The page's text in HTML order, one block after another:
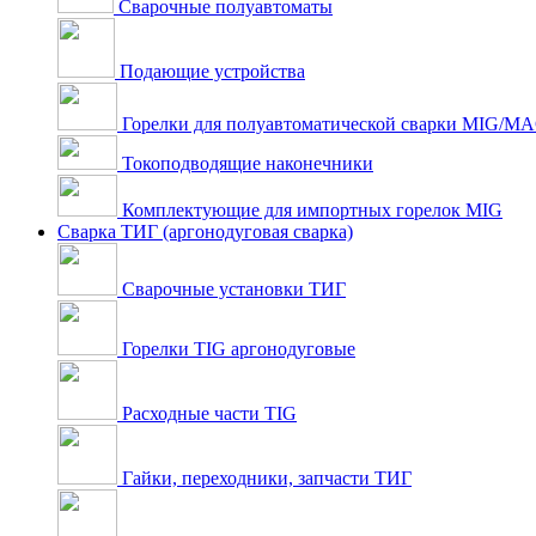
Сварочные полуавтоматы
Подающие устройства
Горелки для полуавтоматической сварки MIG/
Токоподводящие наконечники
Комплектующие для импортных горелок MIG
Сварка ТИГ (аргонодуговая сварка)
Сварочные установки ТИГ
Горелки TIG аргонодуговые
Расходные части TIG
Гайки, переходники, запчасти ТИГ